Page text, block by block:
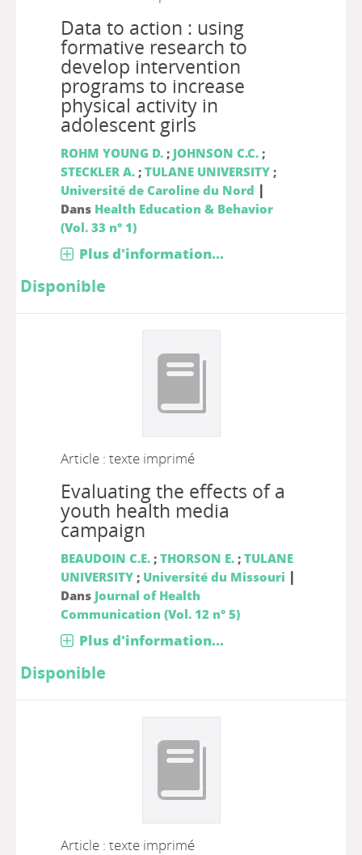
Data to action : using
formative research to
develop intervention
programs to increase
physical activity in
adolescent girls
ROHM YOUNG D.; JOHNSON C.C.;
STECKLER A.; TULANE UNIVERSITY;
Université de Caroline du Nord |
Dans Health Education & Behavior
(Vol. 33 n° 1)
Plus d'information...
Disponible
Article : texte imprimé
Evaluating the effects of a
youth health media
campaign
BEAUDOIN C.E.; THORSON E.; TULANE
UNIVERSITY; Université du Missouri |
Dans Journal of Health
Communication (Vol. 12 n° 5)
Plus d'information...
Disponible
Article : texte imprimé